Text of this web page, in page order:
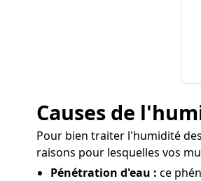
Causes de
Pour bien traiter l'humidité
raisons pour lesquelles vos
Pénétration d'eau : ce